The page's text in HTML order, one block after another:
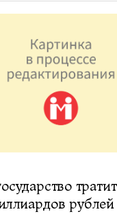
рублей